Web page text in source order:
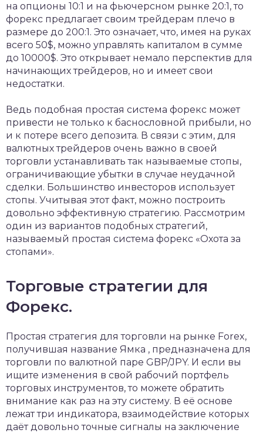
на опционы 10:1 и на фьючерсном рынке 20:1, то
форекс предлагает своим трейдерам плечо в
размере до 200:1. Это означает, что, имея на руках
всего 50$, можно управлять капиталом в сумме
до 10000$. Это открывает немало перспектив для
начинающих трейдеров, но и имеет свои
недостатки.
Ведь подобная простая система форекс может
привести не только к баснословной прибыли, но
и к потере всего депозита. В связи с этим, для
валютных трейдеров очень важно в своей
торговли устанавливать так называемые стопы,
ограничивающие убытки в случае неудачной
сделки. Большинство инвесторов использует
стопы. Учитывая этот факт, можно построить
довольно эффективную стратегию. Рассмотрим
один из вариантов подобных стратегий,
называемый простая система форекс «Охота за
стопами».
Торговые стратегии для
Форекс.
Простая стратегия для торговли на рынке Forex,
получившая название Ямка , предназначена для
торговли по валютной паре GBP/JPY. И если вы
ищите изменения в свой рабочий портфель
торговых инструментов, то можете обратить
внимание как раз на эту систему. В её основе
лежат три индикатора, взаимодействие которых
даёт довольно точные сигналы на заключение